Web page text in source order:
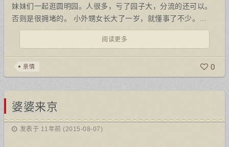
妹妹们一起逛圆明园。人很多，亏了园子大，分流的还可以。
否则是很拥堵的。 小外甥女长大了一岁，就懂事了不少。…
阅读更多
亲情 0
婆婆来京
发表于 11年前 (2015-08-07)